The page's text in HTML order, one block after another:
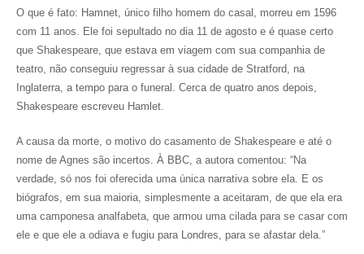
O que é fato: Hamnet, único filho homem do casal, morreu em 1596
com 11 anos. Ele foi sepultado no dia 11 de agosto e é quase certo
que Shakespeare, que estava em viagem com sua companhia de
teatro, não conseguiu regressar à sua cidade de Stratford, na
Inglaterra, a tempo para o funeral. Cerca de quatro anos depois,
Shakespeare escreveu Hamlet.
A causa da morte, o motivo do casamento de Shakespeare e até o
nome de Agnes são incertos. À BBC, a autora comentou: “Na
verdade, só nos foi oferecida uma única narrativa sobre ela. E os
biógrafos, em sua maioria, simplesmente a aceitaram, de que ela era
uma camponesa analfabeta, que armou uma cilada para se casar com
ele e que ele a odiava e fugiu para Londres, para se afastar dela.”